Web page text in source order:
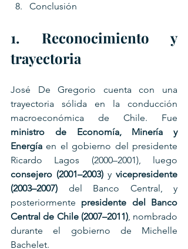
Conclusión
1. Reconocimiento y
trayectoria
José De Gregorio cuenta con una
trayectoria sólida en la conducción
ministro de Economía, Minería y
Energía en el gobierno del presidente
consejero (2001–2003) y vicepresidente
(2003–2007) del Banco Central, y
posteriormente presidente del Banco
Central de Chile (2007–2011), nombrado
durante el gobierno de Michelle
Bachelet.